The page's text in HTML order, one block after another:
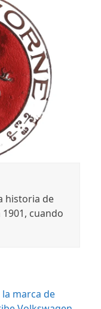
historia de
cuando
marca de